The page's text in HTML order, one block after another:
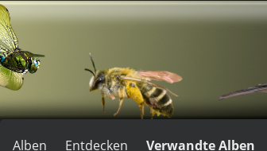
Alben Entdecken Verwandte Alben